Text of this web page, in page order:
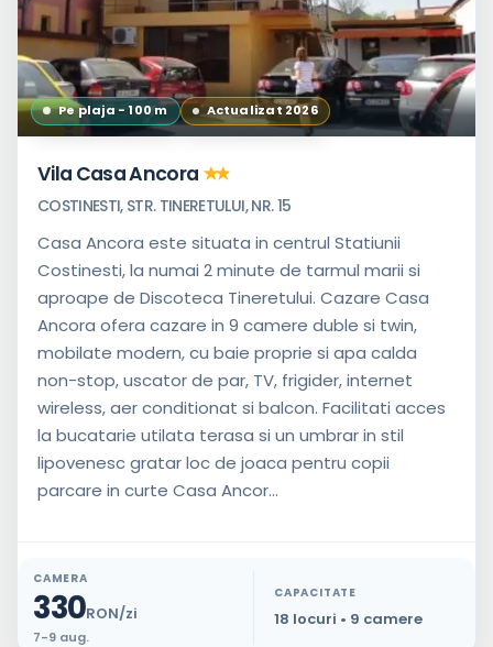
Pe plaja - 100 m Actualizat 2026
Vila Casa Ancora
COSTINESTI, STR. TINERETULUI, NR. 15
Casa Ancora este situata in centrul Statiunii
Costinesti, la numai 2 minute de tarmul marii si
aproape de Discoteca Tineretului. Cazare Casa
Ancora ofera cazare in 9 camere duble si twin,
mobilate modern, cu baie proprie si apa calda
non-stop, uscator de par, TV, frigider, internet
wireless, aer conditionat si balcon. Facilitati acces
la bucatarie utilata terasa si un umbrar in stil
lipovenesc gratar loc de joaca pentru copii
parcare in curte Casa Ancor...
CAMERA
330RON/zi
7-9 aug.
CAPACITATE
18 locuri • 9 camere